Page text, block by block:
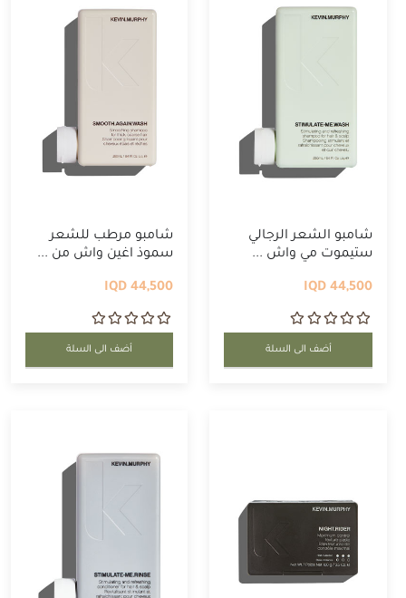
شامبو الشعر الرجالي
ستيموت مي واش ...
44,500 IQD
أضف الى السلة
شامبو مرطب للشعر
سموذ اغين واش من ...
44,500 IQD
أضف الى السلة